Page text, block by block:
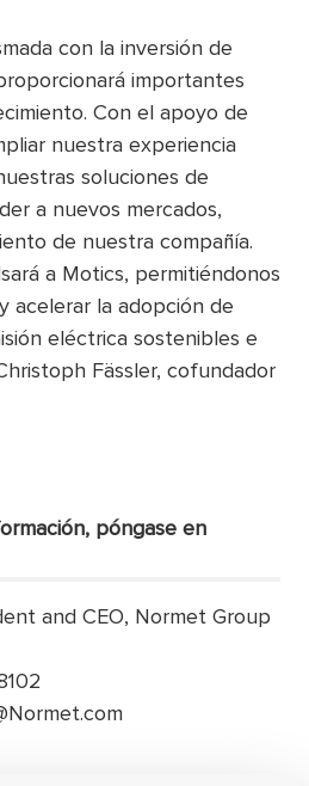
con la inversión de
importantes
Con el apoyo de
nuestra experiencia
soluciones de
a nuevos mercados,
de nuestra compañía.
a Motics, permitiéndonos
acelerar la adopción de
eléctrica sostenibles e
Fässler, cofundador
póngase en
and CEO, Normet Group